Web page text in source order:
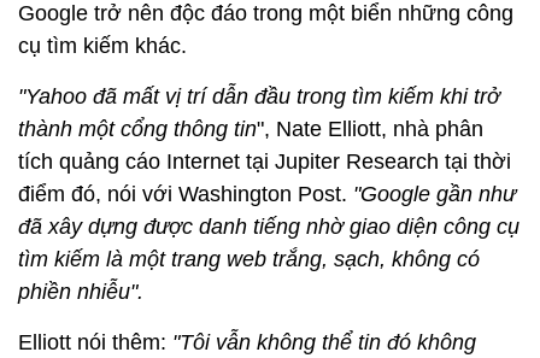
Google trở nên độc đáo trong một biển những công
cụ tìm kiếm khác.
"Yahoo đã mất vị trí dẫn đầu trong tìm kiếm khi trở
thành một cổng thông tin", Nate Elliott, nhà phân
tích quảng cáo Internet tại Jupiter Research tại thời
điểm đó, nói với Washington Post. "Google gần như
đã xây dựng được danh tiếng nhờ giao diện công cụ
tìm kiếm là một trang web trắng, sạch, không có
phiền nhiễu".
Elliott nói thêm: "Tôi vẫn không thể tin đó không